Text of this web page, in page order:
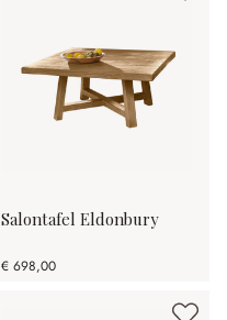
Salontafel Eldonbury
€ 698,00